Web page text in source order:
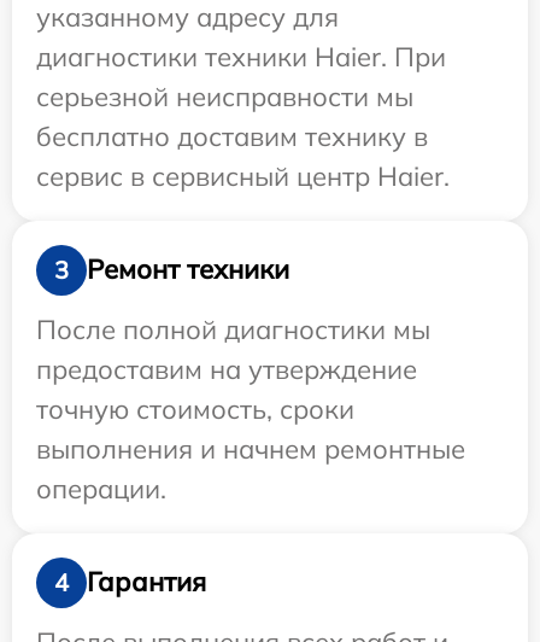
указанному адресу для
диагностики техники Haier. При
серьезной неисправности мы
бесплатно доставим технику в
сервис в сервисный центр Haier.
3
Ремонт техники
После полной диагностики мы
предоставим на утверждение
точную стоимость, сроки
выполнения и начнем ремонтные
операции.
4
Гарантия